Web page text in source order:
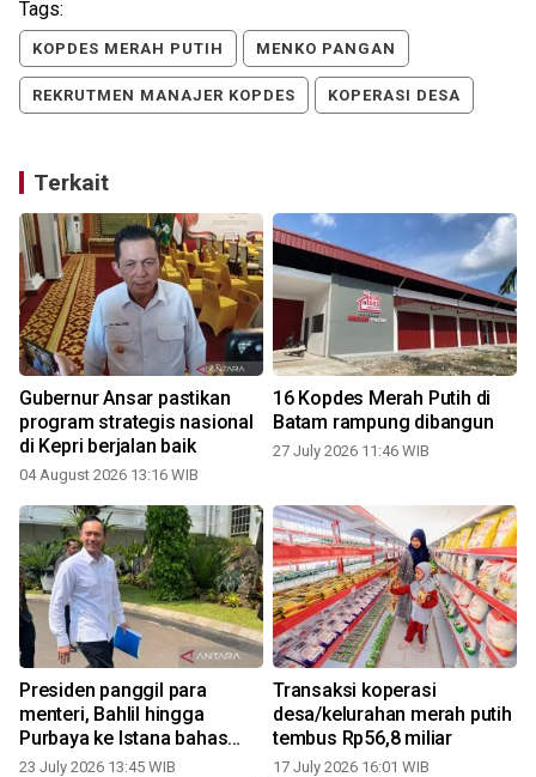
Tags:
KOPDES MERAH PUTIH MENKO PANGAN
REKRUTMEN MANAJER KOPDES KOPERASI DESA
Terkait
Gubernur Ansar pastikan
program strategis nasional
di Kepri berjalan baik
04 August 2026 13:16 WIB
16 Kopdes Merah Putih di
Batam rampung dibangun
27 July 2026 11:46 WIB
Presiden panggil para
menteri, Bahlil hingga
Purbaya ke Istana bahas
Kopdes Merah Putih
23 July 2026 13:45 WIB
Transaksi koperasi
desa/kelurahan merah putih
tembus Rp56,8 miliar
17 July 2026 16:01 WIB